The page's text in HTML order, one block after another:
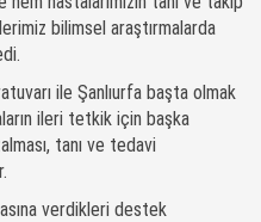
bilimsel araştırmalarda
ile Şanlıurfa başta olmak
ileri tetkik için başka
tanı ve tedavi
verdikleri destek